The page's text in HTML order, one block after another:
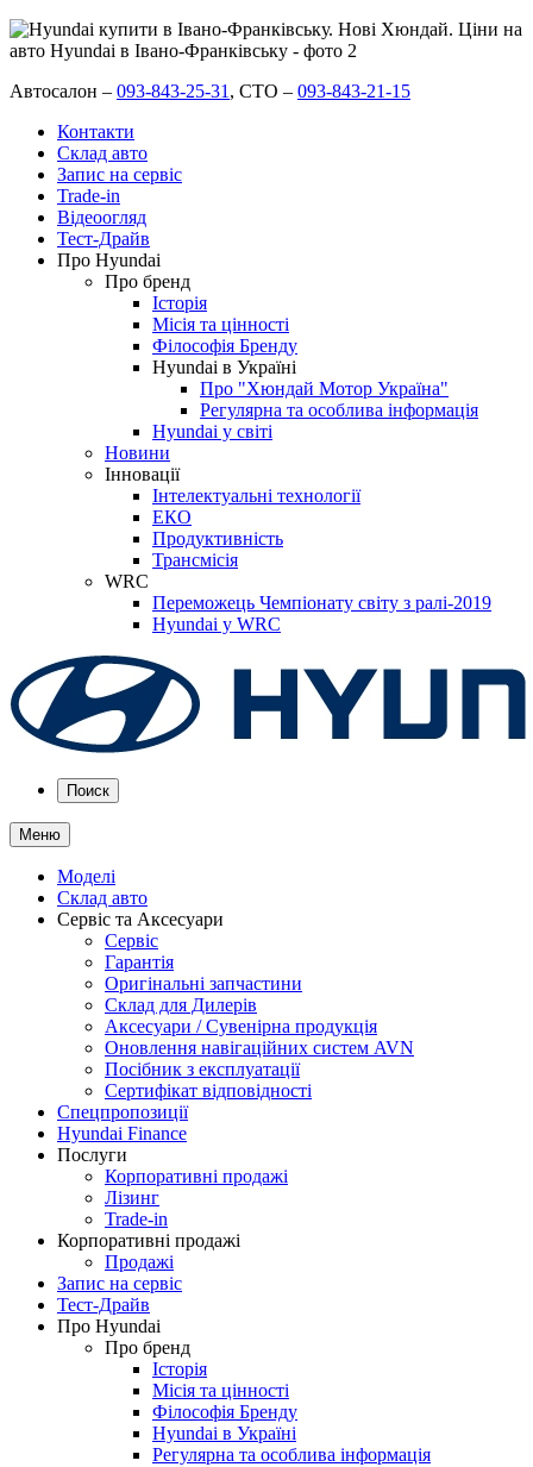
Автосалон – 093-843-25-31 , СТО – 093-843-21-15
Контакти
Склад авто
Запис на сервіс
Trade-in
Відеоогляд
Тест-Драйв
Про Hyundai
Про бренд
Історія
Місія та цінності
Філософія Бренду
Hyundai в Україні
Про "Хюндай Мотор Україна"
Регулярна та особлива інформація
Hyundai у світі
Новини
Інновації
Інтелектуальні технології
ЕКО
Продуктивність
Трансмісія
WRC
Переможець Чемпіонату світу з ралі-2019
Hyundai у WRC
Поиск
Меню
Моделі
Склад авто
Сервіс та Аксесуари
Сервіс
Гарантія
Оригінальні запчастини
Склад для Дилерів
Аксесуари / Сувенірна продукція
Оновлення навігаційних систем AVN
Посібник з експлуатації
Сертифікат відповідності
Спецпропозиції
Hyundai Finance
Послуги
Корпоративні продажі
Лізинг
Trade-in
Корпоративні продажі
Продажі
Запис на сервіс
Тест-Драйв
Про Hyundai
Про бренд
Історія
Місія та цінності
Філософія Бренду
Hyundai в Україні
Регулярна та особлива інформація